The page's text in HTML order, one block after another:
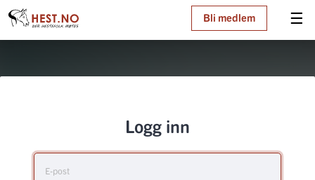
☰
Bli medlem
Logg inn